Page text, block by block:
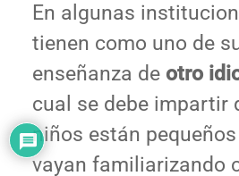
En algunas
tienen como uno de
enseñanza de otro
cual se debe impartir
niños están
vayan familiarizando